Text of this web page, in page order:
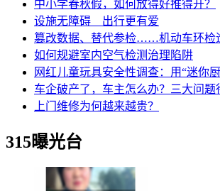
中小学春秋假，如何放得好推得开？
设施无障碍 出行更有爱
篡改数据、替代参检……机动车环检
如何规避室内空气检测治理陷阱
网红儿童玩具安全性调查：用“迷你
车企破产了，车主怎么办？三大问题
上门维修为何越来越贵？
315曝光台